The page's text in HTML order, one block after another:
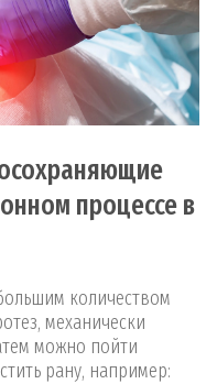
процессе в
количеством
механически
можно пойти
рану, например: